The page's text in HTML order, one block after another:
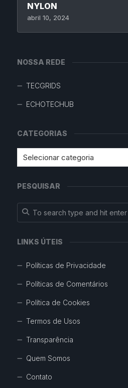
NYLON
abril 10, 2024
NOSSA REDE
TECGRIDS
ECHOTECHUB
CATEGORIAS
PESQUISAR
LINKS ÚTEIS
Políticas de Privacidade
Políticas de Comentários
Política de Cookies
Termos de Usos
Transparência
Quem Somos
Contato